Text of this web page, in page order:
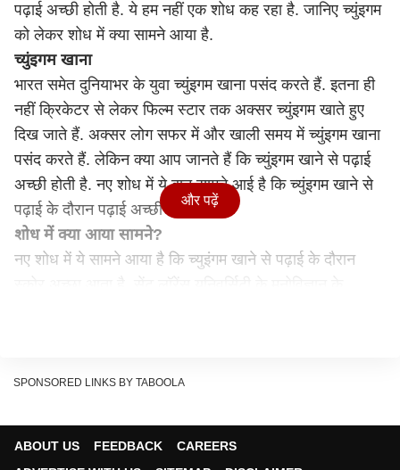
पढ़ाई अच्छी होती है. ये हम नहीं एक शोध कह रहा है. जानिए च्युंइगम
को लेकर शोध में क्या सामने आया है.
च्युंइगम खाना
भारत समेत दुनियाभर के युवा च्युंइगम खाना पसंद करते हैं. इतना ही
नहीं क्रिकेटर से लेकर फिल्म स्टार तक अक्सर च्युंइगम खाते हुए
दिख जाते हैं. अक्सर लोग सफर में और खाली समय में च्युंइगम खाना
पसंद करते हैं. लेकिन क्या आप जानते हैं कि च्युंइगम खाने से पढ़ाई
अच्छी होती है. नए शोध में ये बात सामने आई है कि च्युंइगम खाने से
पढ़ाई के दौरान पढ़ाई अच्छी होती है.
शोध में क्या आया सामने?
नए शोध में ये सामने आया है कि च्युइंगम खाने से पढ़ाई के दौरान
प्रदर्शन किया था. शोध के मुताबिक च्युइंगम चबाने से मस्तिष्क में
और पढ़ें
SPONSORED LINKS BY TABOOLA
ABOUT US FEEDBACK
CAREERS